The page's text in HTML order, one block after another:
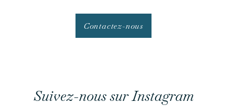
Contactez-nous
Suivez-nous sur Instagram